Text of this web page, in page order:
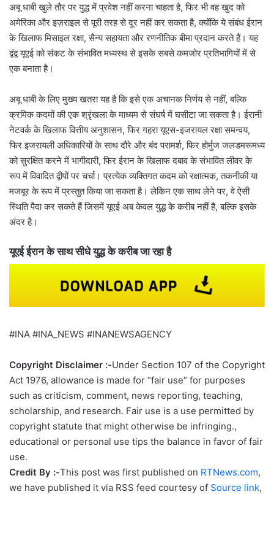
अबू धाबी खुले तौर पर युद्ध में प्रवेश नहीं करना चाहता है, फिर भी वह खुद को
अमेरिका और इज़राइल से पूरी तरह से दूर नहीं कर सकता है, क्योंकि ये संबंध ईरान
के खिलाफ मिसाइल रक्षा, सैन्य सहायता और रणनीतिक बीमा प्रदान करते हैं। यह
द्वंद्व यूएई को संकट के संभावित मध्यस्थ से इसके सबसे कमजोर प्रतिभागियों में से
एक बनाता है।
अबू धाबी के लिए मुख्य खतरा यह है कि इसे एक अचानक निर्णय से नहीं, बल्कि
क्रमिक कदमों की एक श्रृंखला के माध्यम से संघर्ष में घसीटा जा सकता है। ईरानी
नेटवर्क के खिलाफ वित्तीय अनुशासन, फिर गहरा यूएस-इजरायल रक्षा समन्वय,
फिर इजरायली अधिकारियों के साथ दौरे और बंद परामर्श, फिर होर्मुज जलडमरूमध्य
को सुरक्षित करने में भागीदारी, फिर ईरान के खिलाफ दबाव के संभावित लीवर के
रूप में विवादित द्वीपों पर चर्चा। प्रत्येक व्यक्तिगत कदम को रक्षात्मक, तकनीकी या
मजबूर के रूप में प्रस्तुत किया जा सकता है। लेकिन एक साथ लेने पर, वे ऐसी
स्थिति पैदा कर सकते हैं जिसमें यूएई अब केवल युद्ध के करीब नहीं है, बल्कि इसके
अंदर है।
यूएई ईरान के साथ सीधे युद्ध के करीब जा रहा है
#INA #INA_NEWS #INANEWSAGENCY
Copyright Disclaimer :-Under Section 107 of the Copyright
Act 1976, allowance is made for “fair use” for purposes
such as criticism, comment, news reporting, teaching,
scholarship, and research. Fair use is a use permitted by
copyright statute that might otherwise be infringing.,
educational or personal use tips the balance in favor of fair
use.
Credit By :-This post was first published on RTNews.com,
we have published it via RSS feed courtesy of Source link,